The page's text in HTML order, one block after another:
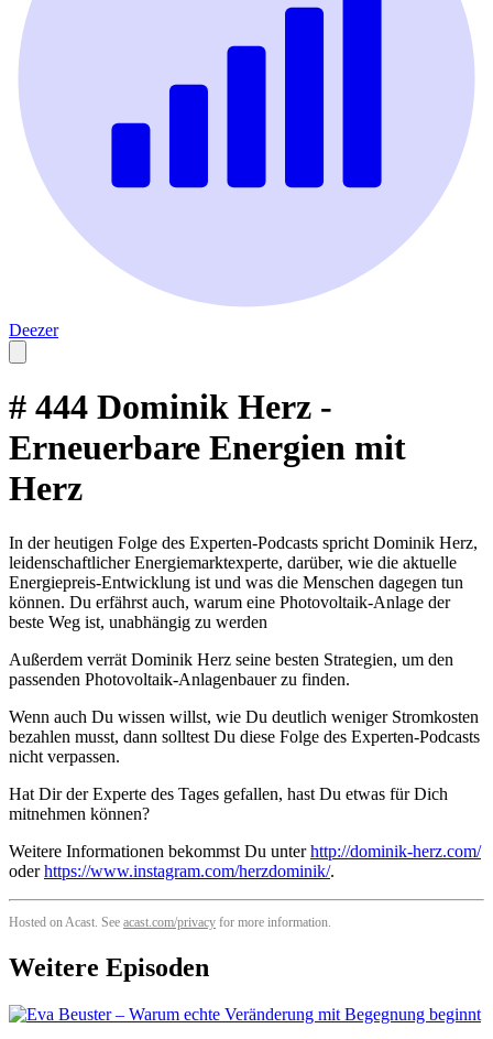
Deezer
# 444 Dominik Herz -
Erneuerbare Energien mit
Herz
In der heutigen Folge des Experten-Podcasts spricht Dominik Herz,
leidenschaftlicher Energiemarktexperte, darüber, wie die aktuelle
Energiepreis-Entwicklung ist und was die Menschen dagegen tun
können. Du erfährst auch, warum eine Photovoltaik-Anlage der
beste Weg ist, unabhängig zu werden
Außerdem verrät Dominik Herz seine besten Strategien, um den
passenden Photovoltaik-Anlagenbauer zu finden.
Wenn auch Du wissen willst, wie Du deutlich weniger Stromkosten
bezahlen musst, dann solltest Du diese Folge des Experten-Podcasts
nicht verpassen.
Hat Dir der Experte des Tages gefallen, hast Du etwas für Dich
mitnehmen können?
Weitere Informationen bekommst Du unterhttp://dominik-herz.com/
oderhttps://www.instagram.com/herzdominik/.
Hosted on Acast. See acast.com/privacy for more information.
Weitere Episoden